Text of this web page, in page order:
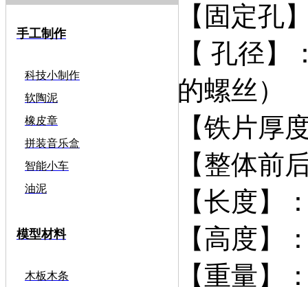
手工制作
科技小制作
软陶泥
橡皮章
拼装音乐盒
智能小车
油泥
模型材料
木板木条
【固定孔
【 孔径】
的螺丝）
【铁片厚
【整体前
【长度】
【高度】
【重量】